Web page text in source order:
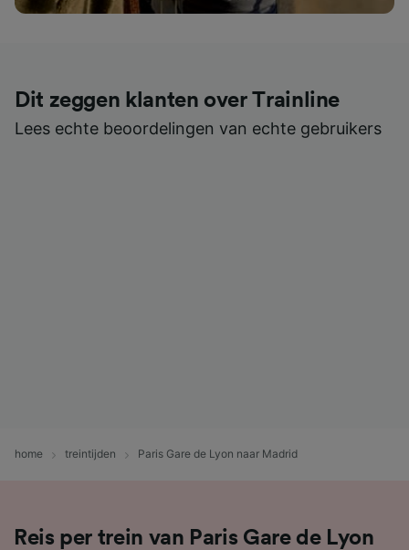
Dit zeggen klanten over Trainline
Lees echte beoordelingen van echte gebruikers
home treintijden Paris Gare de Lyon naar Madrid
Reis per trein van Paris Gare de Lyon